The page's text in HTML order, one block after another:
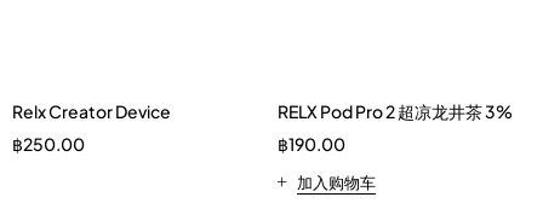
Relx Creator Device
฿250.00
RELX Pod Pro 2 超凉龙井茶 3%
฿190.00
加入购物车